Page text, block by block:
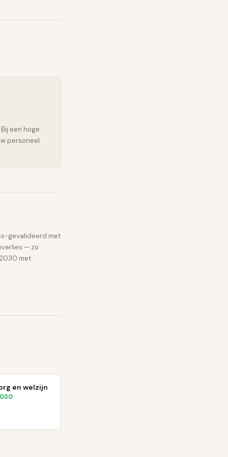
een hoge
personeel
gevalideerd met
— zo
met
en welzijn